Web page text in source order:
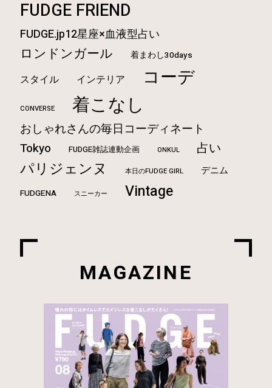
FUDGE FRIEND
FUDGE.jp12星座×血液型占い
ロンドンガール 着まわし30days
スタイル インテリア コーデ
CONVERSE 着こなし
おしゃれさんの毎日コーディネート
Tokyo
FUDGE雑誌連動企画 ONKUL 占い
パリジェンヌ 本日のFUDGE GIRL デニム
FUDGENA スニーカー Vintage
MAGAZINE